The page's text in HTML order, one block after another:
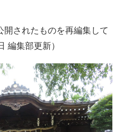
開されたものを再編集して
編集部更新）